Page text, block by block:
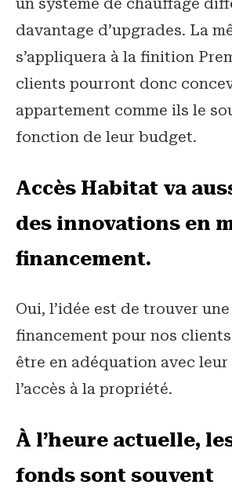
davantage d’upgrades. La
s’appliquera à la finition
clients pourront donc
appartement comme ils le
fonction de leur budget.
Accès Habitat va
des innovations en
financement.
Oui, l’idée est de trouver
financement pour nos
être en adéquation avec
l’accès à la propriété.
À l’heure actuelle,
fonds sont souvent